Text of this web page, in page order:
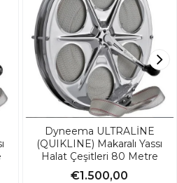
Dyneema ULTRALİNE
(QUIKLINE) Makaralı Yassı
Halat Çeşitleri 80 Metre
€1.500,00